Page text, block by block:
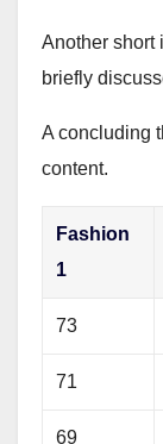
Another short
briefly
A concluding
content.
Fashion
1
73
71
69